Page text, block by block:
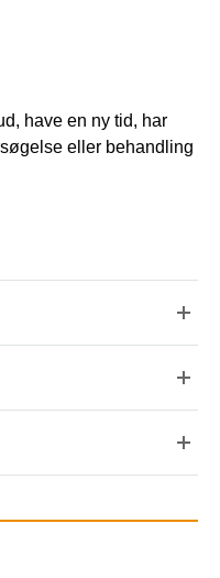
have en ny tid, har
eller behandling